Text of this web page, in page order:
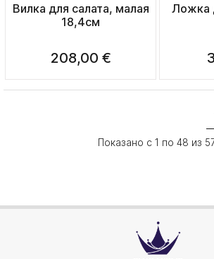
Вилка для салата, малая
18,4см
208,00 €
Ложка
Показано с 1 по 48 из